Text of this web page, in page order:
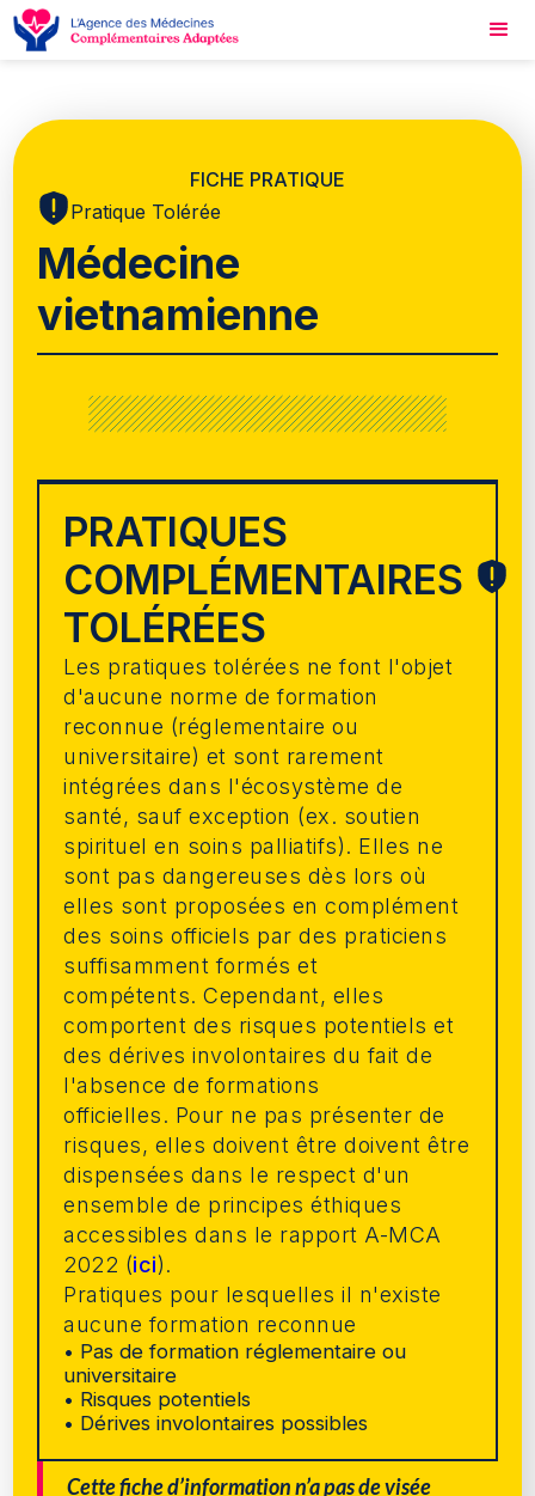
FICHE PRATIQUE
Pratique Tolérée
Médecine
vietnamienne
PRATIQUES
COMPLÉMENTAIRES
TOLÉRÉES
Les pratiques tolérées ne font l'objet
d'aucune norme de formation
reconnue (réglementaire ou
universitaire) et sont rarement
intégrées dans l'écosystème de
santé, sauf exception (ex. soutien
spirituel en soins palliatifs). Elles ne
sont pas dangereuses dès lors où
elles sont proposées en complément
des soins officiels par des praticiens
suffisamment formés et
compétents. Cependant, elles
comportent des risques potentiels et
des dérives involontaires du fait de
l'absence de formations
officielles. Pour ne pas présenter de
risques, elles doivent être doivent être
dispensées dans le respect d'un
ensemble de principes éthiques
accessibles dans le rapport A-MCA
2022 (ici).
Pratiques pour lesquelles il n'existe
aucune formation reconnue
• Pas de formation réglementaire ou
universitaire
• Risques potentiels
• Dérives involontaires possibles
Cette fiche d’information n’a pas de visée